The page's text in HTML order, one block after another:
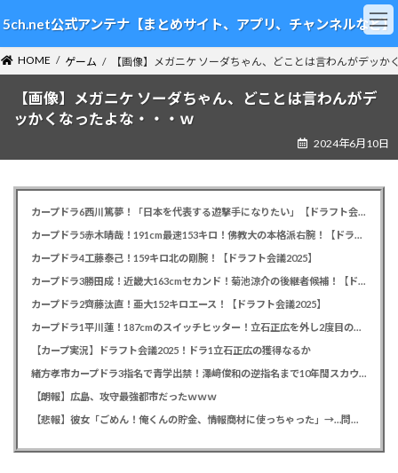
ン
テ
ン
ツ
ビ
ゲ
ー
シ
5ch.net公式アンテナ【まとめサイト、アプリ、チャンネルなど】
HOME ゲーム 【画像】メガニケ ソーダちゃん、どことは言わんがデッか
【画像】メガニケ ソーダちゃん、どことは言わんがデ
ッかくなったよな・・・ｗ
2024年6月10日
カープドラ6西川篤夢！「日本を代表する遊撃手になりたい」【ドラフト会議2025】
カープドラ5赤木晴哉！191cm最速153キロ！佛教大の本格派右腕！【ドラフト会議2025】
カープドラ4工藤泰己！159キロ北の剛腕！【ドラフト会議2025】
カープドラ3勝田成！近畿大163cmセカンド！菊池涼介の後継者候補！【ドラフト会議2025】
カープドラ2齊藤汰直！亜大152キロエース！【ドラフト会議2025】
カープドラ1平川蓮！187cmのスイッチヒッター！立石正広を外し2度目の重複も新井監督がクジを引き当てる！【ドラフト会議2025】
【カープ実況】ドラフト会議2025！ドラ1立石正広の獲得なるか
緒方孝市カープドラ3指名で青学出禁！澤﨑俊和の逆指名まで10年間スカウト出禁
【朗報】広島、攻守最強都市だったｗｗｗ
【悲報】彼女「ごめん！俺くんの貯金、情報商材に使っちゃった」→…問い詰めたらギャン泣きされたんだが俺が悪いのか？